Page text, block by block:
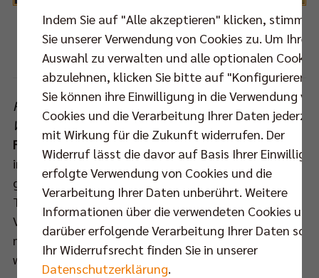
BR Volleys Mittelblocker Felix Fischer.
Foto: Eckhard Herfet
Felix, bis zum Final Four sind es nur noch knapp drei
Wochen. Wie läuft Eure sportliche Vorbereitung?
Felix Fischer:Alles läuft gut. Die spielfreien Wochen
in der Bundesliga kommen uns natürlich sehr
gelegen, zuletzt haben wir Trainingsspiele in der
Türkei absolviert. Glücklicherweise sind wir von
Verletzungen bisher verschont geblieben und wir
machen Tag für Tag im Training kleine, aber
wichtige Fortschritte.
Indem Sie auf "Alle akzeptieren" klicken, stimmen
Sie unserer Verwendung von Cookies zu. Um Ihre
Auswahl zu verwalten und alle optionalen Cookies
abzulehnen, klicken Sie bitte auf "Konfigurieren".
Sie können ihre Einwilligung in die Verwendung
Cookies und die Verarbeitung Ihrer Daten
mit Wirkung für die Zukunft widerrufen. Der
Widerruf lässt die davor auf Basis Ihrer
erfolgte Verwendung von Cookies und die
Verarbeitung Ihrer Daten unberührt. Weitere
Informationen über die verwendeten Cookies und
darüber erfolgende Verarbeitung Ihrer Daten
Ihr Widerrufsrecht finden Sie in unserer
Datenschutzerklärung.